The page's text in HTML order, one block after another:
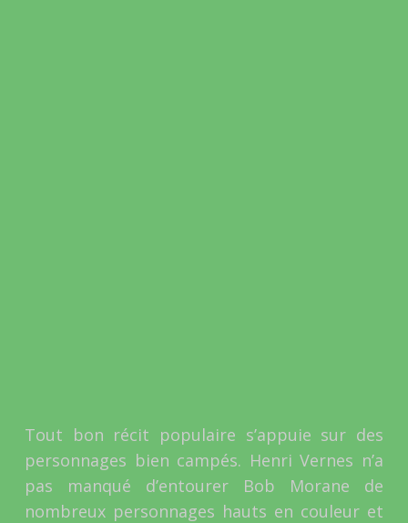
Tout bon récit populaire s’appuie sur des
personnages bien campés. Henri Vernes n’a
pas manqué d’entourer Bob Morane de
nombreux personnages hauts en couleur et